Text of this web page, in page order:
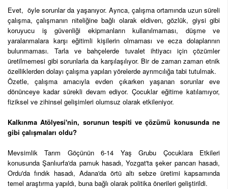
Evet, öyle sorunlar da yaşanıyor. Ayrıca, çalışma ortamında uzun süreli
çalışma, çalışmanın niteliğine bağlı olarak eldiven, gözlük, giysi gibi
koruyucu iş güvenliği ekipmanların kullanılmaması, düşme ve
yaralanmalara karşı eğitimli kişilerin olmaması ve ecza dolaplarının
bulunmaması. Tarla ve bahçelerde tuvalet ihtiyacı için çözümler
üretilmemesi gibi sorunlarla da karşılaşılıyor. Bir de zaman zaman etnik
özelliklerden dolayı çalışma yapılan yörelerde ayrımcılığa tabi tutulmak.
Özetle, çalışma amacıyla evden çıkarken yaşanan sorunlar eve
dönünceye kadar sürekli devam ediyor. Çocuklar eğitime katılamıyor,
fiziksel ve zihinsel gelişimleri olumsuz olarak etkileniyor.
Kalkınma Atölyesi'nin, sorunun tespiti ve çözümü konusunda ne
gibi çalışmaları oldu?
Mevsimlik Tarım Göçünün 6-14 Yaş Grubu Çocuklara Etkileri
konusunda Şanlıurfa'da pamuk hasadı, Yozgat'ta şeker pancarı hasadı,
Ordu'da fındık hasadı, Adana'da örtü altı sebze üretimi kapsamında
temel araştırma yapıldı, buna bağlı olarak politika önerileri geliştirildi.